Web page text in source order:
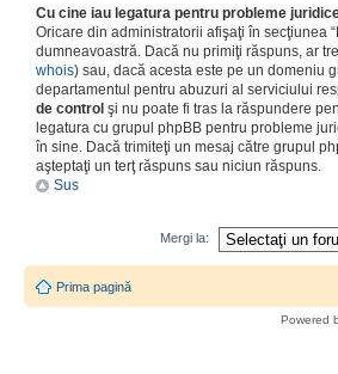
Cu cine iau legatura pentru probleme
Oricare din administratorii afişaţi în secţiunea
dumneavoastră. Dacă nu primiţi răspuns, ar
whois) sau, dacă acesta este pe un domeniu
departamentul pentru abuzuri al serviciului
de control şi nu poate fi tras la răspundere
legatura cu grupul phpBB pentru probleme
în sine. Dacă trimiteţi un mesaj către grupul
aşteptaţi un terţ răspuns sau niciun răspuns.
Sus
Mergi la:
Prima pagină
Powered